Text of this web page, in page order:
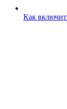
Как